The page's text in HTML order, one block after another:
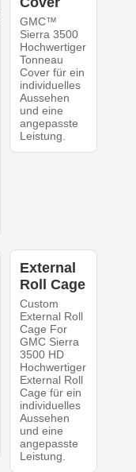
GMC™
Sierra 3500
Hochwertiger
Tonneau
Cover für ein
individuelles
Aussehen
und eine
angepasste
Leistung.
External
Roll Cage
Custom
External Roll
Cage For
GMC Sierra
3500 HD
Hochwertiger
External Roll
Cage für ein
individuelles
Aussehen
und eine
angepasste
Leistung.